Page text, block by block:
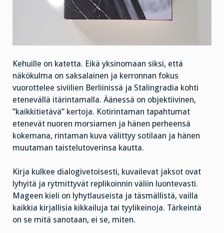
Kehuille on katetta. Eikä yksinomaan siksi, että
näkökulma on saksalainen ja kerronnan fokus
vuorottelee siviilien Berliinissä ja Stalingradia kohti
etenevällä itärintamalla. Äänessä on objektiivinen,
”kaikkitietävä” kertoja. Kotirintaman tapahtumat
etenevät nuoren morsiamen ja hänen perheensä
kokemana, rintaman kuva välittyy sotilaan ja hänen
muutaman taistelutoverinsa kautta.
Kirja kulkee dialogivetoisesti, kuvailevat jaksot ovat
lyhyitä ja rytmittyvät replikoinnin väliin luontevasti.
Mageen kieli on lyhytlauseista ja täsmällistä, vailla
kaikkia kirjallisia kikkailuja tai tyylikeinoja. Tärkeintä
on se mitä sanotaan, ei se, miten.